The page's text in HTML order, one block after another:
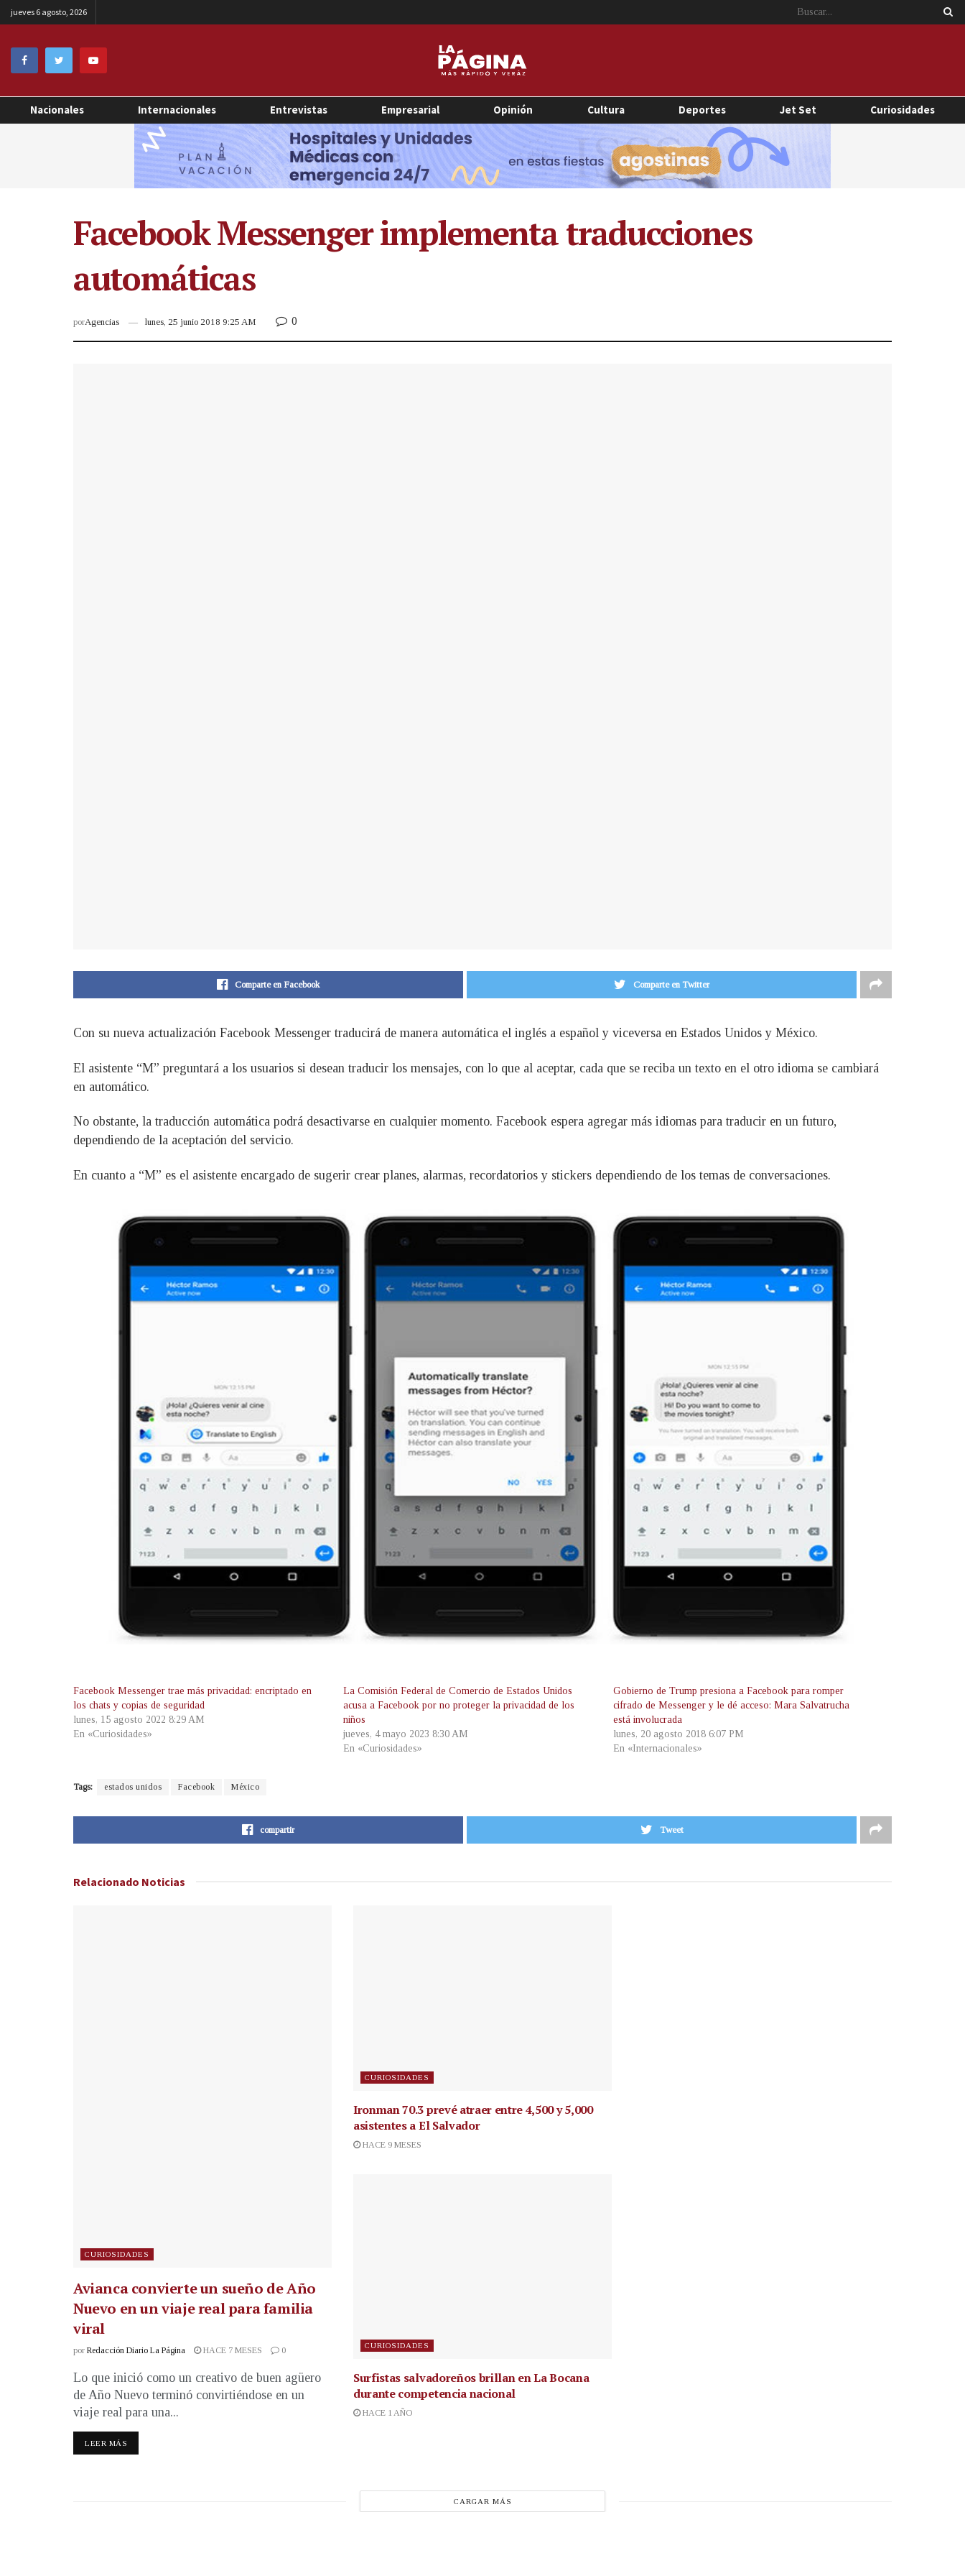
jueves 6 agosto, 2026
Nacionales Internacionales Entrevistas Empresarial Opinión Cultura Deportes Jet Set Curiosidades
Facebook Messenger implementa traducciones
automáticas
porAgencias lunes, 25 junio 2018 9:25 AM 0
Comparte en Facebook Comparte en Twitter
Con su nueva actualización Facebook Messenger traducirá de manera automática el inglés a español y viceversa en Estados Unidos y México.
El asistente “M” preguntará a los usuarios si desean traducir los mensajes, con lo que al aceptar, cada que se reciba un texto en el otro idioma se cambiará
en automático.
No obstante, la traducción automática podrá desactivarse en cualquier momento. Facebook espera agregar más idiomas para traducir en un futuro,
dependiendo de la aceptación del servicio.
En cuanto a “M” es el asistente encargado de sugerir crear planes, alarmas, recordatorios y stickers dependiendo de los temas de conversaciones.
Facebook Messenger trae más privacidad: encriptado en
los chats y copias de seguridad
lunes, 15 agosto 2022 8:29 AM
En «Curiosidades»
La Comisión Federal de Comercio de Estados Unidos
acusa a Facebook por no proteger la privacidad de los
niños
jueves, 4 mayo 2023 8:30 AM
En «Curiosidades»
Gobierno de Trump presiona a Facebook para romper
cifrado de Messenger y le dé acceso: Mara Salvatrucha
está involucrada
lunes, 20 agosto 2018 6:07 PM
En «Internacionales»
Tags: estados unidos Facebook México
compartir Tweet
Relacionado Noticias
CURIOSIDADES
Avianca convierte un sueño de Año
Nuevo en un viaje real para familia
viral
por Redacción Diario La Página HACE 7 MESES 0
Lo que inició como un creativo de buen agüero
de Año Nuevo terminó convirtiéndose en un
viaje real para una...
LEER MÁS
CURIOSIDADES
Ironman 70.3 prevé atraer entre 4,500 y 5,000
asistentes a El Salvador
HACE 9 MESES
CURIOSIDADES
Surfistas salvadoreños brillan en La Bocana
durante competencia nacional
HACE 1 AÑO
CARGAR MÁS